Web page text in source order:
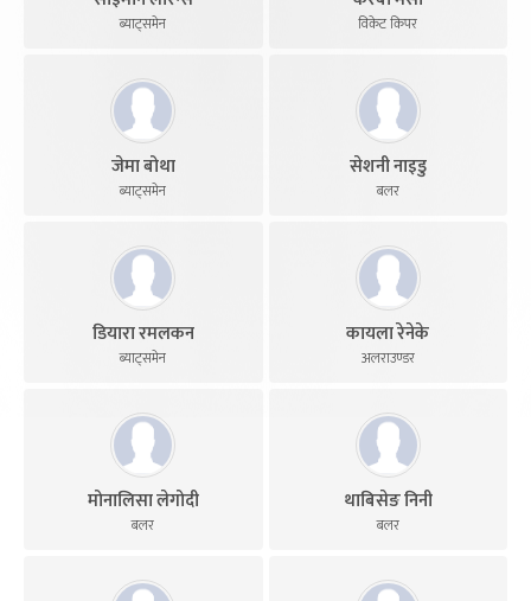
ब्याट्समेन विकेट किपर
जेमा बोथा
ब्याट्समेन
सेशनी नाइडु
बलर
डियारा रमलकन
ब्याट्समेन
कायला रेनेके
अलराउण्डर
मोनालिसा लेगोदी
बलर
थाबिसेङ निनी
बलर